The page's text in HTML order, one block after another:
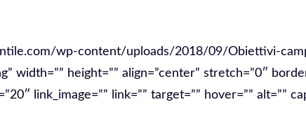
wp-content/uploads/2018/09/Obiettivi-
width=”” height=”” align=”center” stretch=”0″
link_image=”” link=”” target=”” hover=”” alt=””